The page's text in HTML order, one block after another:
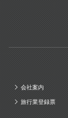
会社案内
旅行業登録票